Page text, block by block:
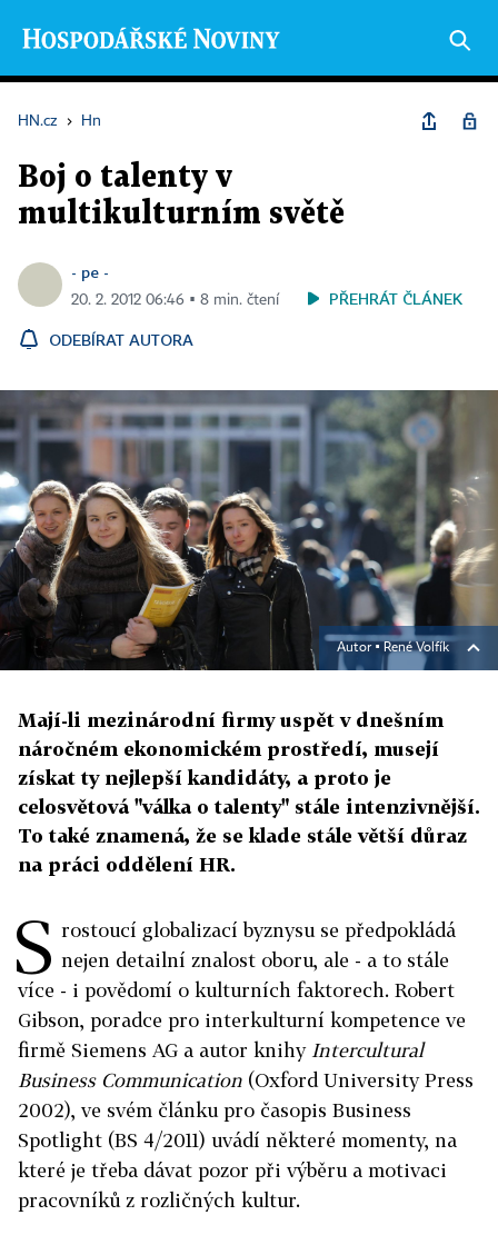
HN.cz › Hn
Boj o talenty v
multikulturním světě
- pe -
20. 2. 2012 06:46 ▪ 8 min. čtení PŘEHRÁT ČLÁNEK
ODEBÍRAT AUTORA
Autor ▪ René Volfík
Mají-li mezinárodní firmy uspět v dnešním
náročném ekonomickém prostředí, musejí
získat ty nejlepší kandidáty, a proto je
celosvětová "válka o talenty" stále intenzivnější.
To také znamená, že se klade stále větší důraz
na práci oddělení HR.
S rostoucí globalizací byznysu se předpokládá
nejen detailní znalost oboru, ale - a to stále
více - i povědomí o kulturních faktorech. Robert
Gibson, poradce pro interkulturní kompetence ve
firmě Siemens AG a autor knihy Intercultural
Business Communication (Oxford University Press
2002), ve svém článku pro časopis Business
Spotlight (BS 4/2011) uvádí některé momenty, na
které je třeba dávat pozor při výběru a motivaci
pracovníků z rozličných kultur.